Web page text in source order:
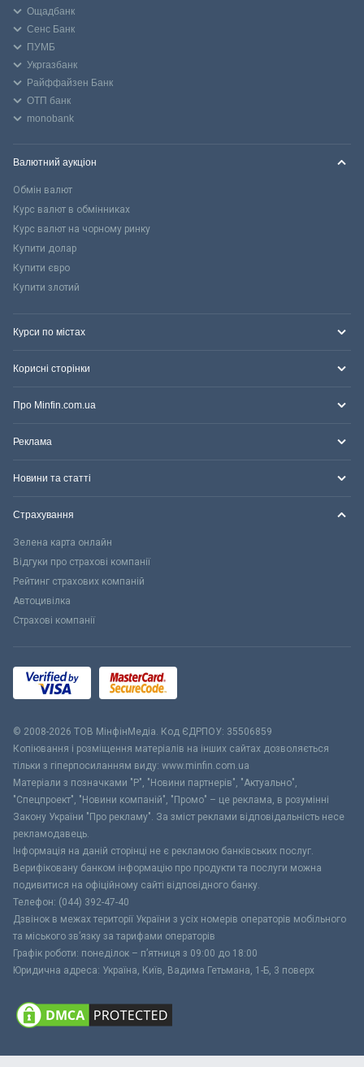
Ощадбанк
Сенс Банк
ПУМБ
Укргазбанк
Райффайзен Банк
ОТП банк
monobank
Валютний аукціон
Обмін валют
Курс валют в обмінниках
Курс валют на чорному ринку
Купити долар
Купити євро
Купити злотий
Курси по містах
Корисні сторінки
Про Minfin.com.ua
Реклама
Новини та статті
Страхування
Зелена карта онлайн
Відгуки про страхові компанії
Рейтинг страхових компаній
Автоцивілка
Страхові компанії
© 2008-2026 ТОВ МiнфiнМедiа. Код ЄДРПОУ: 35506859
Копіювання і розміщення матеріалів на інших сайтах дозволяється
тільки з гіперпосиланням виду: www.minfin.com.ua
Матеріали з позначками "Р", "Новини партнерів", "Актуально",
"Спецпроект", "Новини компаній", "Промо" – це реклама, в розумінні
Закону України "Про рекламу". За зміст реклами відповідальність несе
рекламодавець.
Інформація на даній сторінці не є рекламою банківських послуг.
Верифіковану банком інформацію про продукти та послуги можна
подивитися на офіційному сайті відповідного банку.
Телефон: (044) 392-47-40
Дзвінок в межах території України з усіх номерів операторів мобільного
та міського зв’язку за тарифами операторів
Графік роботи: понеділок – п’ятниця з 09:00 до 18:00
Юридична адреса: Україна, Київ, Вадима Гетьмана, 1-Б, 3 поверх